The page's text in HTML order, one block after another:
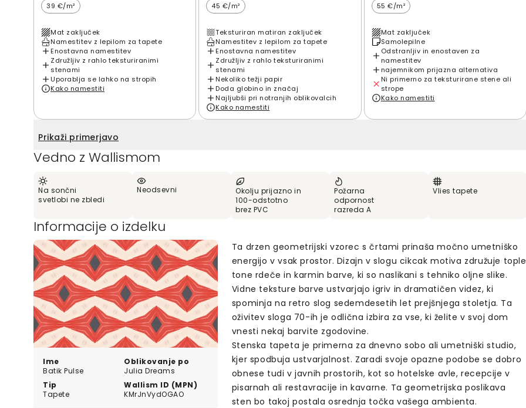
39 €/m²
Mat zaključek
Namestitev z lepilom za tapete
Enostavna namestitev
Združljiv z rahlo teksturiranimi
stenami
Uporablja se lahko na stropih
Kako namestiti
45 €/m²
Teksturiran matiran zaključek
Namestitev z lepilom za tapete
Enostavna namestitev
Združljiv z rahlo teksturiranimi
stenami
Nekoliko težji papir
Doda globino in značaj
Najljubši pri notranjih oblikovalcih
Kako namestiti
55 €/m²
Mat zaključek
Samolepilne
Odstranljiv in enostaven za
namestitev
najemnikom prijazna alternativa
Ni primerno za teksturirane stene ali
strope
Kako namestiti
Prikaži primerjavo
Vedno z Wallismom
Na sončni
svetlobi ne zbledi
Neodsevni
Okolju prijazno in
100-odstotno
brez PVC
Požarna
odpornost
razreda A
Vlies tapete
Informacije o izdelku
Ime
Batik Pulse
Oblikovanje po
Julia Dreams
Tip
Tapete
Wallism ID (MPN)
KMrJnVydOGAO
Ta drzen geometrijski vzorec s črtami prinaša močno umetniško
energijo v vsak prostor. Dizajn v slogu cikcak motiva združuje tople
tone rdeče in karmin barve, ki so naslikani s tehniko oljne slike.
Vidne teksture barve ustvarjajo igriv in dramatičen videz, ki
spominja na retro slog sedemdesetih let prejšnjega stoletja. Ta
oživitev sloga 70-ih je odlična izbira za vse, ki želite v svoj dom
vnesti nekaj barvite zgodovine.
Stenska tapeta je primerna za dnevno sobo ali umetniški studio,
kjer spodbuja ustvarjalnost. Zaradi svoje opazne podobe se dobro
obnese tudi v javnih prostorih, kot so hotelske avle, recepcije v
pisarnah ali restavracije in kavarne. Ta geometrijska poslikava
sten bo takoj postala osrednja točka vašega ambienta.